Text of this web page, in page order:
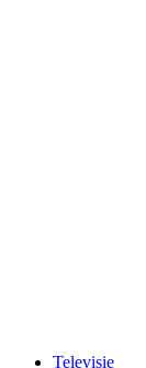
Televisie